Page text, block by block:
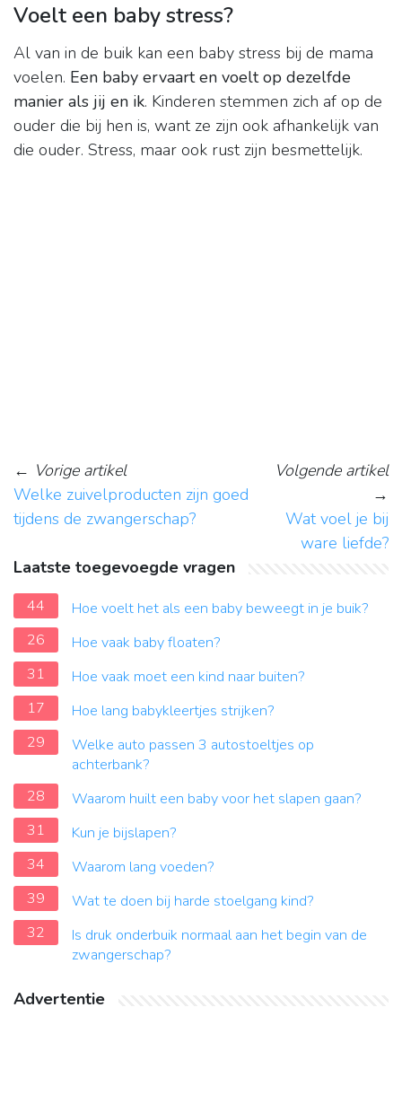
Voelt een baby stress?
Al van in de buik kan een baby stress bij de mama
voelen. Een baby ervaart en voelt op dezelfde
manier als jij en ik. Kinderen stemmen zich af op de
ouder die bij hen is, want ze zijn ook afhankelijk van
die ouder. Stress, maar ook rust zijn besmettelijk.
← Vorige artikel
Welke zuivelproducten zijn goed
tijdens de zwangerschap?
Volgende artikel
→
Wat voel je bij
ware liefde?
Laatste toegevoegde vragen
44
Hoe voelt het als een baby beweegt in je buik?
26
Hoe vaak baby floaten?
31
Hoe vaak moet een kind naar buiten?
17
Hoe lang babykleertjes strijken?
29
Welke auto passen 3 autostoeltjes op
achterbank?
28
Waarom huilt een baby voor het slapen gaan?
31
Kun je bijslapen?
34
Waarom lang voeden?
39
Wat te doen bij harde stoelgang kind?
32
Is druk onderbuik normaal aan het begin van de
zwangerschap?
Advertentie